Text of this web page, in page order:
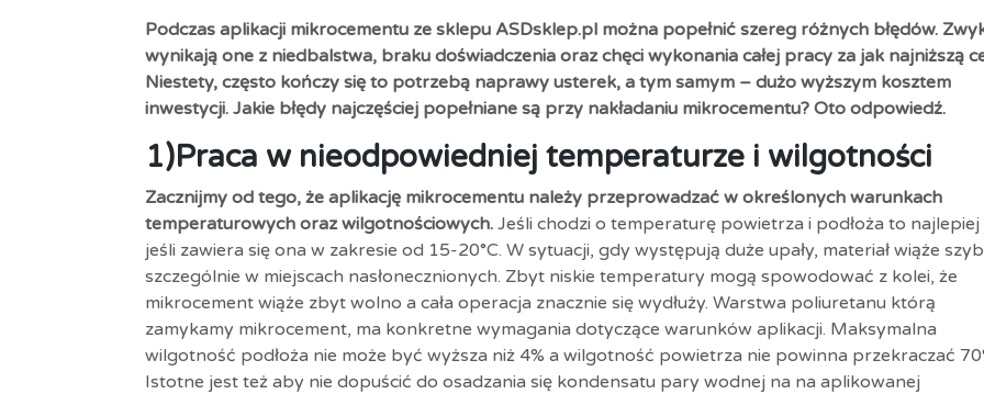
Podczas aplikacji mikrocementu ze sklepu ASDsklep.pl można popełnić szereg różnych błędów.
wynikają one z niedbalstwa, braku doświadczenia oraz chęci wykonania całej pracy za jak najniższą
Niestety, często kończy się to potrzebą naprawy usterek, a tym samym – dużo wyższym kosztem
inwestycji. Jakie błędy najczęściej popełniane są przy nakładaniu mikrocementu? Oto odpowiedź.
1)Praca w nieodpowiedniej temperaturze i wilgotności
Zacznijmy od tego, że aplikację mikrocementu należy przeprowadzać w określonych warunkach
temperaturowych oraz wilgotnościowych. Jeśli chodzi o temperaturę powietrza i podłoża to najlepiej
jeśli zawiera się ona w zakresie od 15-20°C. W sytuacji, gdy występują duże upały, materiał wiąże
szczególnie w miejscach nasłonecznionych. Zbyt niskie temperatury mogą spowodować z kolei, że
mikrocement wiąże zbyt wolno a cała operacja znacznie się wydłuży. Warstwa poliuretanu którą
zamykamy mikrocement, ma konkretne wymagania dotyczące warunków aplikacji. Maksymalna
wilgotność podłoża nie może być wyższa niż 4% a wilgotność powietrza nie powinna przekraczać
Istotne jest też aby nie dopuścić do osadzania się kondensatu pary wodnej na na aplikowanej